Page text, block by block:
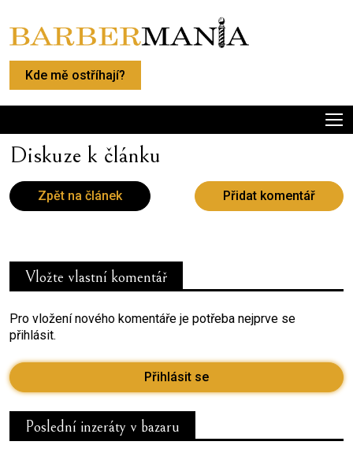
Kde mě ostříhají?
Diskuze k článku
Zpět na článek Přidat komentář
Vložte vlastní komentář
Pro vložení nového komentáře je potřeba nejprve se
přihlásit.
Přihlásit se
Poslední inzeráty v bazaru